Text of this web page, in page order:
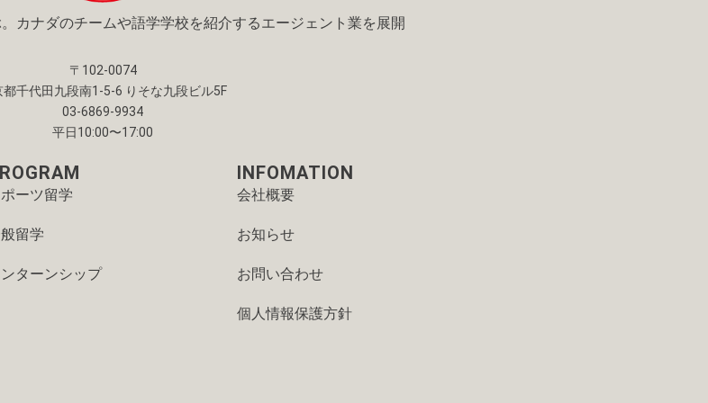
カナダのチームや語学学校を紹介するエージェント業を展開
〒102-0074
都千代田九段南1-5-6 りそな九段ビル5F
03-6869-9934
平日10:00〜17:00
ーツ留学
留学
ターンシップ
INFOMATION
会社概要
お知らせ
お問い合わせ
個人情報保護方針